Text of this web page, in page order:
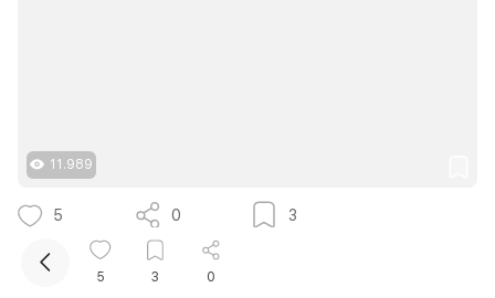
11.989
5 0 3
Trình Cà Phê - Khi những vật liệu cũ được kể lại bằng
một ngôn ngữ thiết kế mới
5 3 0